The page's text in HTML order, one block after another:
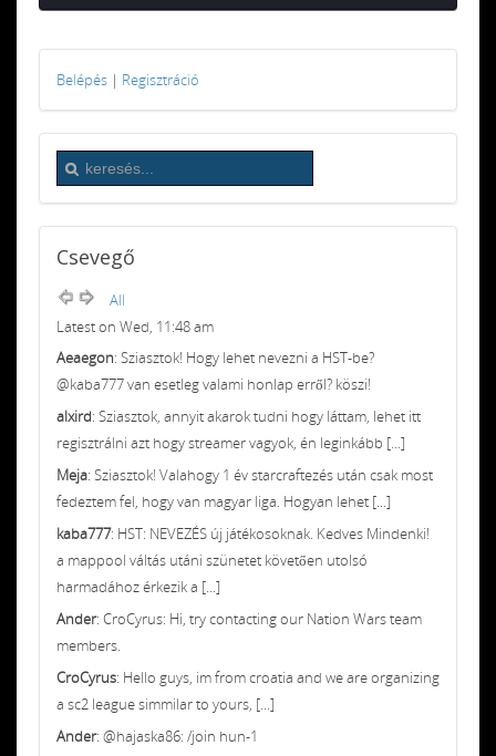
Belépés | Regisztráció
Csevegő
All
Latest on Wed, 11:48 am
Aeaegon: Sziasztok! Hogy lehet nevezni a HST-be?
@kaba777 van esetleg valami honlap erről? köszi!
alxird: Sziasztok, annyit akarok tudni hogy láttam, lehet itt
regisztrálni azt hogy streamer vagyok, én leginkább [...]
Meja: Sziasztok! Valahogy 1 év starcraftezés után csak most
fedeztem fel, hogy van magyar liga. Hogyan lehet [...]
kaba777: HST: NEVEZÉS új játékosoknak. Kedves Mindenki!
a mappool váltás utáni szünetet követően utolsó
harmadához érkezik a [...]
Ander: CroCyrus: Hi, try contacting our Nation Wars team
members.
CroCyrus: Hello guys, im from croatia and we are organizing
a sc2 league simmilar to yours, [...]
Ander: @hajaska86: /join hun-1